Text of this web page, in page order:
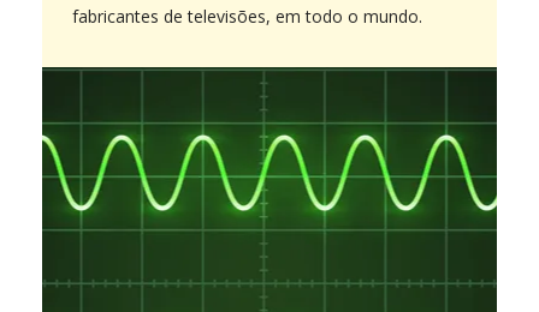
fabricantes de televisões, em todo o mundo.